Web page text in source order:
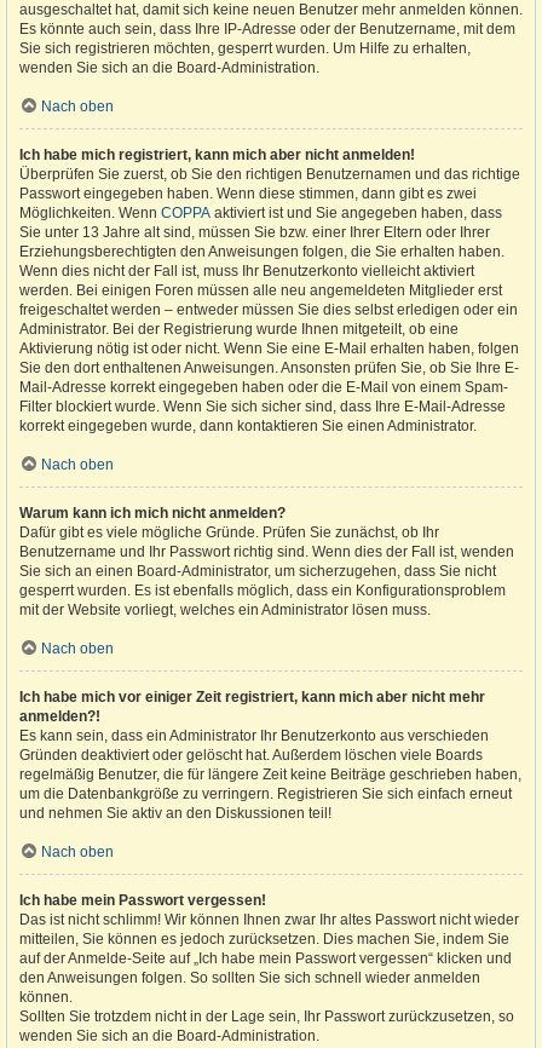
ausgeschaltet hat, damit sich keine neuen Benutzer mehr anmelden können.
Es könnte auch sein, dass Ihre IP-Adresse oder der Benutzername, mit dem
Sie sich registrieren möchten, gesperrt wurden. Um Hilfe zu erhalten,
wenden Sie sich an die Board-Administration.
Nach oben
Ich habe mich registriert, kann mich aber nicht anmelden!
Überprüfen Sie zuerst, ob Sie den richtigen Benutzernamen und das richtige
Passwort eingegeben haben. Wenn diese stimmen, dann gibt es zwei
Möglichkeiten. Wenn COPPA aktiviert ist und Sie angegeben haben, dass
Sie unter 13 Jahre alt sind, müssen Sie bzw. einer Ihrer Eltern oder Ihrer
Erziehungsberechtigten den Anweisungen folgen, die Sie erhalten haben.
Wenn dies nicht der Fall ist, muss Ihr Benutzerkonto vielleicht aktiviert
werden. Bei einigen Foren müssen alle neu angemeldeten Mitglieder erst
freigeschaltet werden – entweder müssen Sie dies selbst erledigen oder ein
Administrator. Bei der Registrierung wurde Ihnen mitgeteilt, ob eine
Aktivierung nötig ist oder nicht. Wenn Sie eine E-Mail erhalten haben, folgen
Sie den dort enthaltenen Anweisungen. Ansonsten prüfen Sie, ob Sie Ihre E-
Mail-Adresse korrekt eingegeben haben oder die E-Mail von einem Spam-
Filter blockiert wurde. Wenn Sie sich sicher sind, dass Ihre E-Mail-Adresse
korrekt eingegeben wurde, dann kontaktieren Sie einen Administrator.
Nach oben
Warum kann ich mich nicht anmelden?
Dafür gibt es viele mögliche Gründe. Prüfen Sie zunächst, ob Ihr
Benutzername und Ihr Passwort richtig sind. Wenn dies der Fall ist, wenden
Sie sich an einen Board-Administrator, um sicherzugehen, dass Sie nicht
gesperrt wurden. Es ist ebenfalls möglich, dass ein Konfigurationsproblem
mit der Website vorliegt, welches ein Administrator lösen muss.
Nach oben
Ich habe mich vor einiger Zeit registriert, kann mich aber nicht mehr
anmelden?!
Es kann sein, dass ein Administrator Ihr Benutzerkonto aus verschieden
Gründen deaktiviert oder gelöscht hat. Außerdem löschen viele Boards
regelmäßig Benutzer, die für längere Zeit keine Beiträge geschrieben haben,
um die Datenbankgröße zu verringern. Registrieren Sie sich einfach erneut
und nehmen Sie aktiv an den Diskussionen teil!
Nach oben
Ich habe mein Passwort vergessen!
Das ist nicht schlimm! Wir können Ihnen zwar Ihr altes Passwort nicht wieder
mitteilen, Sie können es jedoch zurücksetzen. Dies machen Sie, indem Sie
auf der Anmelde-Seite auf „Ich habe mein Passwort vergessen“ klicken und
den Anweisungen folgen. So sollten Sie sich schnell wieder anmelden
können.
Sollten Sie trotzdem nicht in der Lage sein, Ihr Passwort zurückzusetzen, so
wenden Sie sich an die Board-Administration.